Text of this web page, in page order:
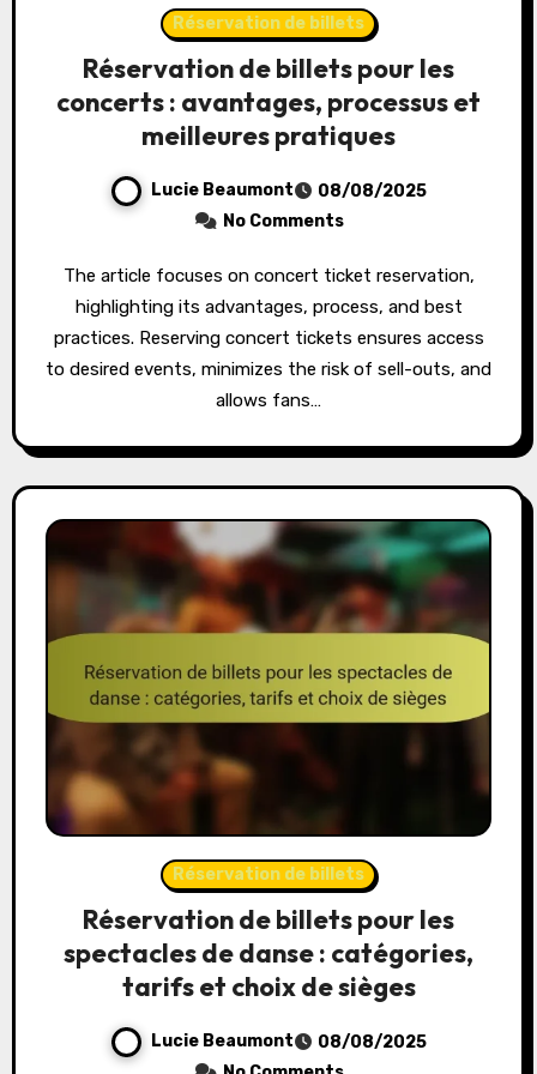
Réservation de billets
Réservation de billets pour les
concerts : avantages, processus et
meilleures pratiques
Lucie Beaumont
08/08/2025
No Comments
The article focuses on concert ticket reservation,
highlighting its advantages, process, and best
practices. Reserving concert tickets ensures access
to desired events, minimizes the risk of sell-outs, and
allows fans…
Réservation de billets
Réservation de billets pour les
spectacles de danse : catégories,
tarifs et choix de sièges
Lucie Beaumont
08/08/2025